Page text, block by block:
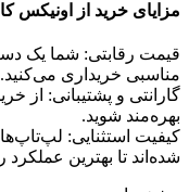
مزایای خرید از اونیکس
قیمت رقابتی: شما یک
مناسبی خریداری می‌کنید.
گارانتی و پشتیبانی: از
بهره‌مند شوید.
کیفیت استثنایی:
شده‌اند تا بهترین عملکرد